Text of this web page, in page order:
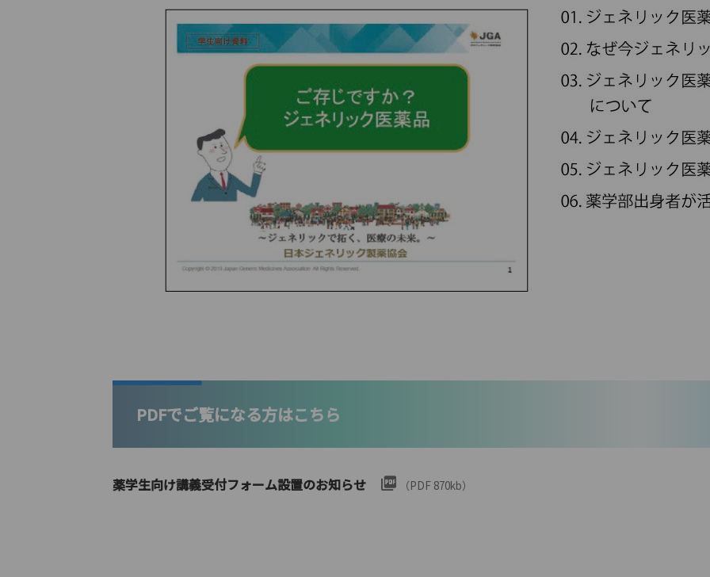
PDFでご覧になる方はこちら
薬学生向け講義受付フォーム設置のお知らせ （PDF 870kb）